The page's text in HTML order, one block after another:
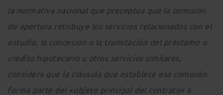
la normativa nacional que preceptúa que la comisión
de apertura retribuye los servicios relacionados con el
estudio, la concesión o la tramitación del préstamo o
crédito hipotecario u otros servicios similares,
considera que la cláusula que establece esa comisión
forma parte del «objeto principal del contrato» a